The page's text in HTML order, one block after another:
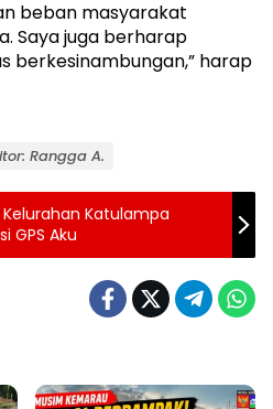
beban masyarakat
Saya juga berharap
berkesinambungan,” harap
Rangga A.
Katulampa
GPS Aku